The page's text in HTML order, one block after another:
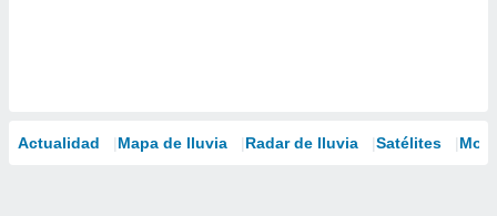
Actualidad Mapa de lluvia Radar de lluvia Satélites